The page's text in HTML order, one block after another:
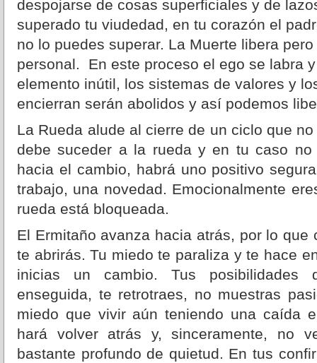
despojarse de cosas superficiales y de
superado tu viudedad, en tu corazón el
no lo puedes superar. La Muerte libera
personal. En este proceso el ego se labra
elemento inútil, los sistemas de valores y
encierran serán abolidos y así podemos
La Rueda alude al cierre de un ciclo que
debe suceder a la rueda y en tu caso
hacia el cambio, habrá uno positivo
trabajo, una novedad. Emocionalmente
rueda está bloqueada.
El Ermitaño avanza hacia atrás, por lo que
te abrirás. Tu miedo te paraliza y te hace
inicias un cambio. Tus posibilidades
enseguida, te retrotraes, no muestras
miedo que vivir aún teniendo una caída
hará volver atrás y, sinceramente, no
bastante profundo de quietud. En tus